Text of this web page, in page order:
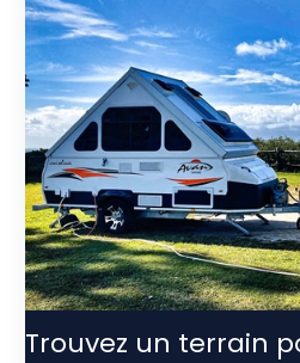
Trouvez un terrain